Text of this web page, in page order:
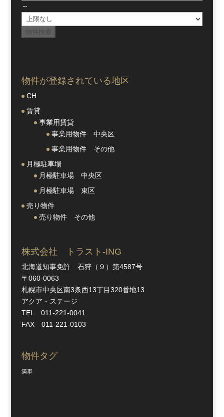
～
物件が登録されている地区
CH
賃貸
事業用賃貸
事業用物件 中央区
事業用物件 その他
月極駐車場
月極駐車場 中央区
月極駐車場 東区
売り物件
売り物件 その他
株式会社 トラスト-ING
北海道知事免許 石狩（９）第4587号
〒060-0063
札幌市中央区南3条西13丁目320番地13
アクア・ステージ
TEL 011-221-0041
FAX 011-221-0103
物件タグ
満車